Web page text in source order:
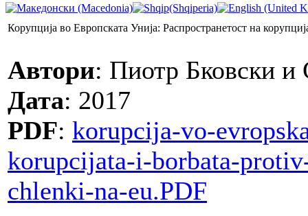
Корупција во Европската Унија: Распространетост на
Aвтори: Пиотр Бковски и
Дата: 2017
PDF: korupcija-vo-
korupcijata-i-borbata-
chlenki-na-eu.PDF